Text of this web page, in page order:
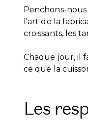
Penchons-
l'art de la
croissants, les
Chaque jour, il
ce que la
Les